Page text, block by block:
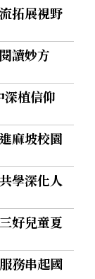
拓展視野
讀妙方
植信仰
麻坡校園
學深化人
好兒童夏
務串起國